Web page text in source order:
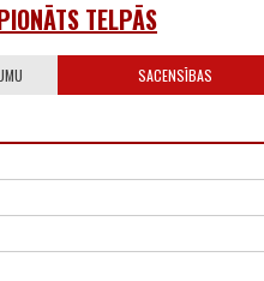
TELPĀS
SACENSĪBAS